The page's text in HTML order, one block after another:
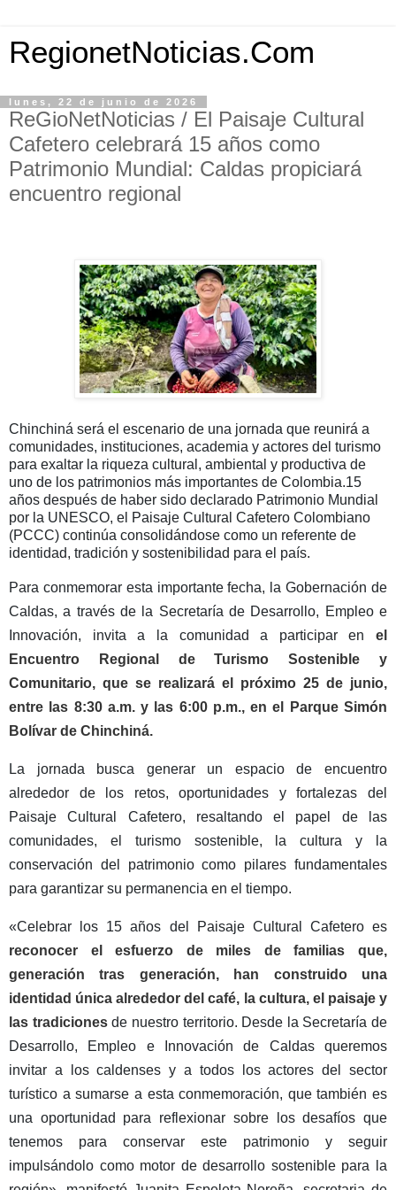
RegionetNoticias.Com
lunes, 22 de junio de 2026
ReGioNetNoticias / El Paisaje Cultural
Cafetero celebrará 15 años como
Patrimonio Mundial: Caldas propiciará
encuentro regional
Chinchiná será el escenario de una jornada que reunirá a
comunidades, instituciones, academia y actores del turismo
para exaltar la riqueza cultural, ambiental y productiva de
uno de los patrimonios más importantes de Colombia.15
años después de haber sido declarado Patrimonio Mundial
por la UNESCO, el Paisaje Cultural Cafetero Colombiano
(PCCC) continúa consolidándose como un referente de
identidad, tradición y sostenibilidad para el país.
Para conmemorar esta importante fecha, la Gobernación de
Caldas, a través de la Secretaría de Desarrollo, Empleo e
Innovación, invita a la comunidad a participar en el
Encuentro Regional de Turismo Sostenible y
Comunitario, que se realizará el próximo 25 de junio,
entre las 8:30 a.m. y las 6:00 p.m., en el Parque Simón
Bolívar de Chinchiná.
La jornada busca generar un espacio de encuentro
alrededor de los retos, oportunidades y fortalezas del
Paisaje Cultural Cafetero, resaltando el papel de las
comunidades, el turismo sostenible, la cultura y la
conservación del patrimonio como pilares fundamentales
para garantizar su permanencia en el tiempo.
«Celebrar los 15 años del Paisaje Cultural Cafetero es
reconocer el esfuerzo de miles de familias que,
generación tras generación, han construido una
identidad única alrededor del café, la cultura, el paisaje y
las tradicionesde nuestro territorio. Desde la Secretaría de
Desarrollo, Empleo e Innovación de Caldas queremos
invitar a los caldenses y a todos los actores del sector
turístico a sumarse a esta conmemoración, que también es
una oportunidad para reflexionar sobre los desafíos que
tenemos para conservar este patrimonio y seguir
impulsándolo como motor de desarrollo sostenible para la